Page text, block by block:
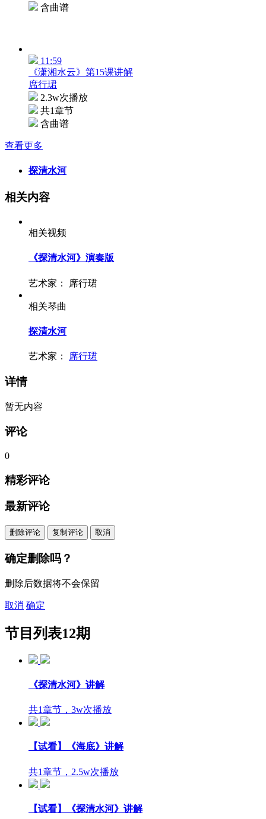
含曲谱
11:59
《潇湘水云》第15课讲解
席行珺
2.3w次播放
共1章节
含曲谱
查看更多
探清水河
相关内容
相关视频
《探清水河》演奏版
艺术家： 席行珺
相关琴曲
探清水河
艺术家： 席行珺
详情
暂无内容
评论
0
精彩评论
最新评论
删除评论 复制评论 取消
确定删除吗？
删除后数据将不会保留
取消 确定
节目列表12期
《探清水河》讲解
共1章节，3w次播放
【试看】《海底》讲解
共1章节，2.5w次播放
【试看】《探清水河》讲解